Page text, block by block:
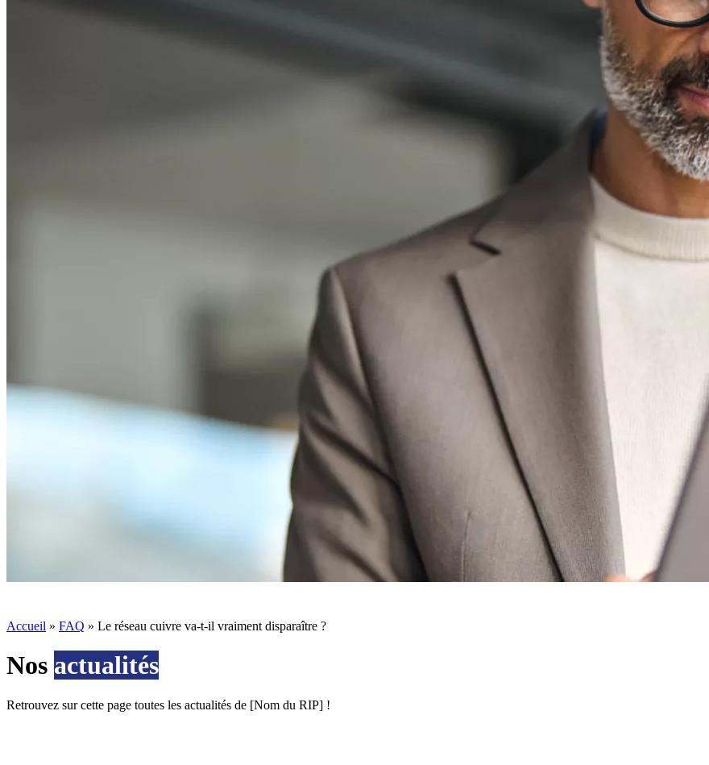
Accueil » FAQ » Le réseau cuivre va-t-il vraiment disparaître ?
Nos actualités
Retrouvez sur cette page toutes les actualités de [Nom du RIP] !